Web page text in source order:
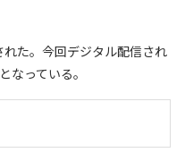
れた。今回デジタル配信され
なっている。